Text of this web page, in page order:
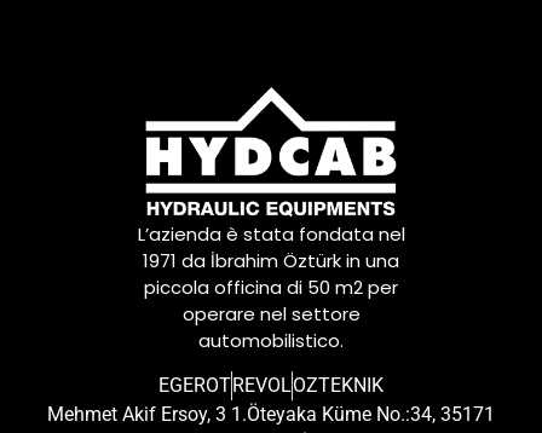
L’azienda è stata fondata nel
1971 da İbrahim Öztürk in una
piccola officina di 50 m2 per
operare nel settore
automobilistico.
EGEROTREVOLOZTEKNIK
Mehmet Akif Ersoy, 3 1.Öteyaka Küme No.:34, 35171